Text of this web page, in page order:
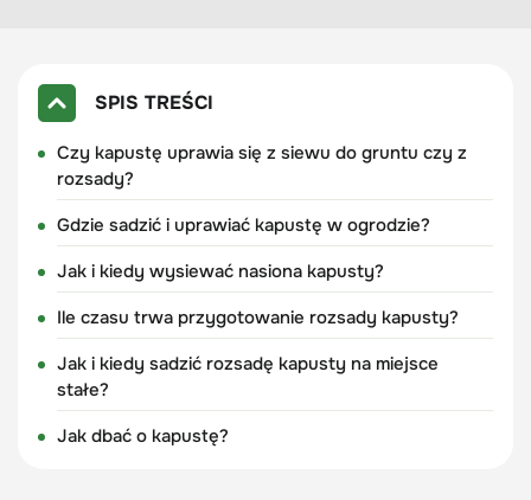
SPIS TREŚCI
Czy kapustę uprawia się z siewu do gruntu czy z
rozsady?
Gdzie sadzić i uprawiać kapustę w ogrodzie?
Jak i kiedy wysiewać nasiona kapusty?
Ile czasu trwa przygotowanie rozsady kapusty?
Jak i kiedy sadzić rozsadę kapusty na miejsce
stałe?
Jak dbać o kapustę?